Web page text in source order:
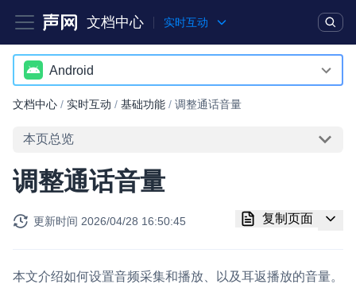
文档中心 实时互动
产品 解决方案
突破传统文字交互模式，与 AI 进行高拟真、自然流畅的实时语
扩展性和更优秀的互动效果
Android
Android
iOS
macOS
Web
Windows
文档中心 / 实时互动 / 基础功能 / 调整通话音量
本页总览
调整通话音量
更新时间 2026/04/28 16:50:45 复制页面
本文介绍如何设置音频采集和播放、以及耳返播放的音量。